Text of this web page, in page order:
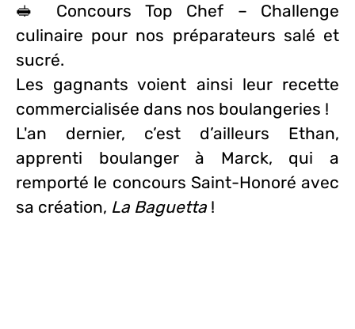
🥪 Concours Top Chef – Challenge
culinaire pour nos préparateurs salé et
sucré.
Les gagnants voient ainsi leur recette
commercialisée dans nos boulangeries !
L'an dernier, c’est d’ailleurs Ethan,
apprenti boulanger à Marck, qui a
remporté le concours Saint-Honoré avec
sa création, La Baguetta !